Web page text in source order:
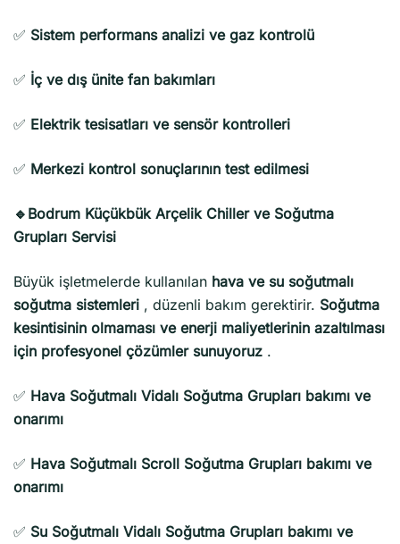
✅ Sistem performans analizi ve gaz kontrolü
✅ İç ve dış ünite fan bakımları
✅ Elektrik tesisatları ve sensör kontrolleri
✅ Merkezi kontrol sonuçlarının test edilmesi
🔹Bodrum Küçükbük Arçelik Chiller ve Soğutma
Grupları Servisi
Büyük işletmelerde kullanılan hava ve su soğutmalı
soğutma sistemleri , düzenli bakım gerektirir. Soğutma
kesintisinin olmaması ve enerji maliyetlerinin azaltılması
için profesyonel çözümler sunuyoruz .
✅ Hava Soğutmalı Vidalı Soğutma Grupları bakımı ve
onarımı
✅ Hava Soğutmalı Scroll Soğutma Grupları bakımı ve
onarımı
✅ Su Soğutmalı Vidalı Soğutma Grupları bakımı ve